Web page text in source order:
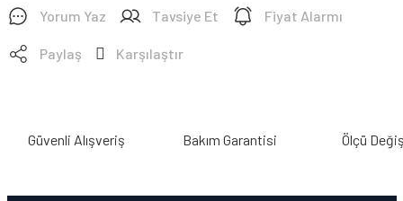
Yorum Yaz Tavsiye Et Fiyat Alarmı
Paylaş Karşılaştır
Güvenli Alışveriş Bakım Garantisi Ölçü